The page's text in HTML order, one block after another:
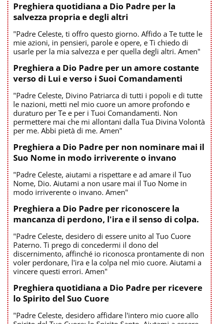
Preghiera quotidiana a Dio Padre per la
salvezza propria e degli altri
"Padre Celeste, ti offro questo giorno. Affido a Te tutte le
mie azioni, in pensieri, parole e opere, e Ti chiedo di
usarle per la mia salvezza e per quella degli altri. Amen"
Preghiera a Dio Padre per un amore costante
verso di Lui e verso i Suoi Comandamenti
"Padre Celeste, Divino Patriarca di tutti i popoli e di tutte
le nazioni, metti nel mio cuore un amore profondo e
duraturo per Te e per i Tuoi Comandamenti. Non
permettere mai che mi allontani dalla Tua Divina Volontà
per me. Abbi pietà di me. Amen"
Preghiera a Dio Padre per non nominare mai il
Suo Nome in modo irriverente o invano
"Padre Celeste, aiutami a rispettare e ad amare il Tuo
Nome, Dio. Aiutami a non usare mai il Tuo Nome in
modo irriverente o invano. Amen"
Preghiera a Dio Padre per riconoscere la
mancanza di perdono, l'ira e il senso di colpa.
"Padre Celeste, desidero di essere unito al Tuo Cuore
Paterno. Ti prego di concedermi il dono del
discernimento, affinché io riconosca prontamente di non
voler perdonare, l'ira e la colpa nel mio cuore. Aiutami a
vincere questi errori. Amen"
Preghiera quotidiana a Dio Padre per ricevere
lo Spirito del Suo Cuore
"Padre Celeste, desidero affidare l'intero mio cuore allo